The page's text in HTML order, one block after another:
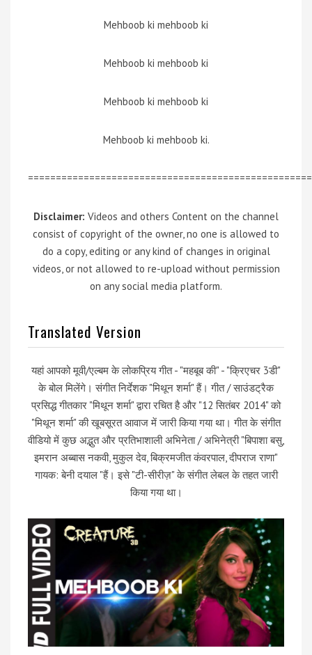
Mehboob ki mehboob ki
Mehboob ki mehboob ki
Mehboob ki mehboob ki
Mehboob ki mehboob ki.
Disclaimer: Videos and others Content on the channel
consist of copyright of the owner, no one is allowed to
do a copy, editing or any kind of changes in original
videos, or not allowed to re-upload without permission
on any social media platform.
Translated Version
यहां आपको मूवी/एल्बम के लोकप्रिय गीत - "महबूब की" - "क्रिएचर 3डी"
के बोल मिलेंगे। संगीत निर्देशक "मिथून शर्मा" हैं। गीत / साउंडट्रैक
प्रसिद्ध गीतकार "मिथून शर्मा" द्वारा रचित है और "12 सितंबर 2014" को
"मिथून शर्मा" की खूबसूरत आवाज में जारी किया गया था। गीत के संगीत
वीडियो में कुछ अद्भुत और प्रतिभाशाली अभिनेता / अभिनेत्री "बिपाशा बसु,
इमरान अब्बास नकवी, मुकुल देव, बिक्रमजीत कंवरपाल, दीपराज राणा"
गायक: बेनी दयाल "हैं। इसे "टी-सीरीज़" के संगीत लेबल के तहत जारी
किया गया था।